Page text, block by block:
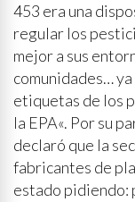
453 era una
regular los
mejor a sus
comunidades…
etiquetas de los
la EPA«. Por su
declaró que la
fabricantes de
estado pidiendo: